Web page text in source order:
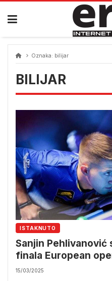
Skip
content
Oznaka: bilijar
BILIJAR
ISTAKNUTO
Sanjin Pehlivanović
finala European
15/03/2025